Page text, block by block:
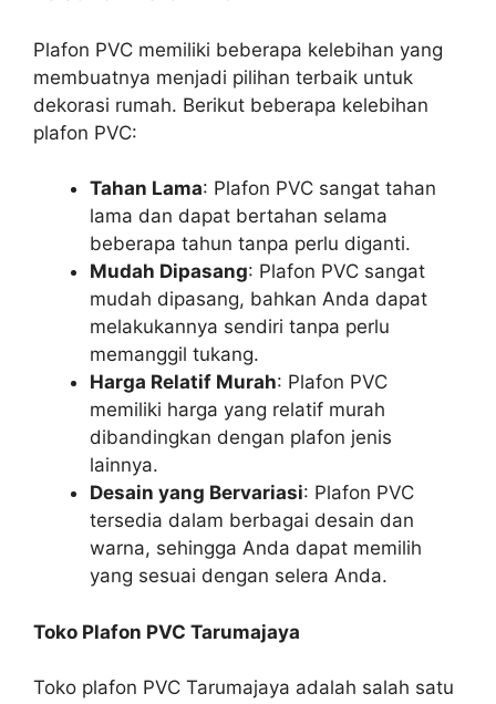
Plafon PVC memiliki beberapa kelebihan yang
membuatnya menjadi pilihan terbaik untuk
dekorasi rumah. Berikut beberapa kelebihan
plafon PVC:
Tahan Lama: Plafon PVC sangat tahan
lama dan dapat bertahan selama
beberapa tahun tanpa perlu diganti.
Mudah Dipasang: Plafon PVC sangat
mudah dipasang, bahkan Anda dapat
melakukannya sendiri tanpa perlu
memanggil tukang.
Harga Relatif Murah: Plafon PVC
memiliki harga yang relatif murah
dibandingkan dengan plafon jenis
lainnya.
Desain yang Bervariasi: Plafon PVC
tersedia dalam berbagai desain dan
warna, sehingga Anda dapat memilih
yang sesuai dengan selera Anda.
Toko Plafon PVC Tarumajaya
Toko plafon PVC Tarumajaya adalah salah satu